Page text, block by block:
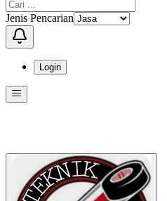
Jenis Pencarian
Login
Menu ini berisi navigasi untuk